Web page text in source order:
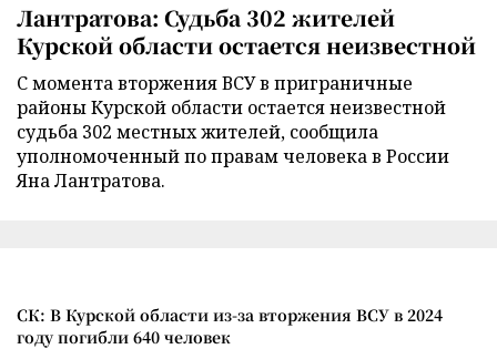
Лантратова: Судьба 302 жителей
Курской области остается неизвестной
С момента вторжения ВСУ в приграничные
районы Курской области остается неизвестной
судьба 302 местных жителей, сообщила
уполномоченный по правам человека в России
Яна Лантратова.
СК: В Курской области из-за вторжения ВСУ в 2024
году погибли 640 человек